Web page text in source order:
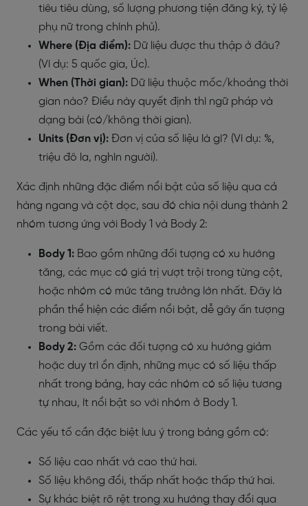
tiêu tiêu dùng, số lượng phương tiện đăng ký, tỷ lệ
phụ nữ trong chính phủ).
Where (Địa điểm): Dữ liệu được thu thập ở đâu?
(Ví dụ: 5 quốc gia, Úc).
When (Thời gian): Dữ liệu thuộc mốc/khoảng thời
gian nào? Điều này quyết định thì ngữ pháp và
dạng bài (có/không thời gian).
Units (Đơn vị): Đơn vị của số liệu là gì? (Ví dụ: %,
triệu đô la, nghìn người).
Xác định những đặc điểm nổi bật của số liệu qua cả
hàng ngang và cột dọc, sau đó chia nội dung thành 2
nhóm tương ứng với Body 1 và Body 2:
Body 1: Bao gồm những đối tượng có xu hướng
tăng, các mục có giá trị vượt trội trong từng cột,
hoặc nhóm có mức tăng trưởng lớn nhất. Đây là
phần thể hiện các điểm nổi bật, dễ gây ấn tượng
trong bài viết.
Body 2: Gồm các đối tượng có xu hướng giảm
hoặc duy trì ổn định, những mục có số liệu thấp
nhất trong bảng, hay các nhóm có số liệu tương
tự nhau, ít nổi bật so với nhóm ở Body 1.
Các yếu tố cần đặc biệt lưu ý trong bảng gồm có:
Số liệu cao nhất và cao thứ hai.
Số liệu không đổi, thấp nhất hoặc thấp thứ hai.
Sự khác biệt rõ rệt trong xu hướng thay đổi qua